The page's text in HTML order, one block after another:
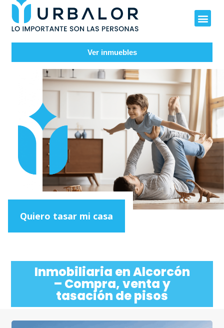
Ver inmuebles
Quiero tasar mi casa
Inmobiliaria en Alcorcón
– Compra, venta y
tasación de pisos